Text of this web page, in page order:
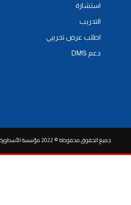
استشارة
التدريب
اطلب عرض تجريبي
دعم DMS
جميع الحقوق محفوظة © 2022 مؤسسة الأسطورة الرقمية